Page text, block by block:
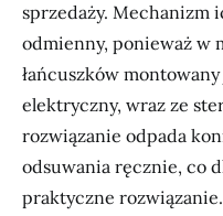
sprzedaży. Mechanizm
odmienny, ponieważ w
łańcuszków
elektryczny, wraz ze
rozwiązanie odpada
odsuwania ręcznie, co
praktyczne